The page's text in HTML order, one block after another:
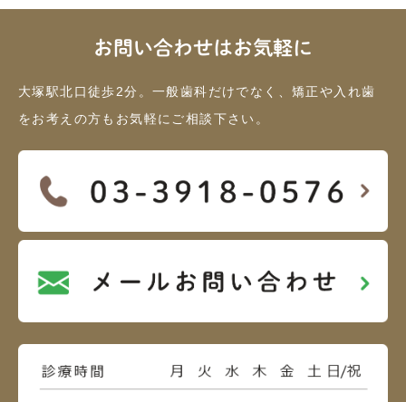
お問い合わせはお気軽に
大塚駅北口徒歩2分。一般歯科だけでなく、矯正や入れ歯
をお考えの方もお気軽にご相談下さい。